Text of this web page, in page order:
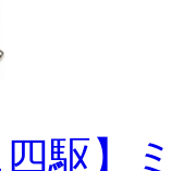
四駆】